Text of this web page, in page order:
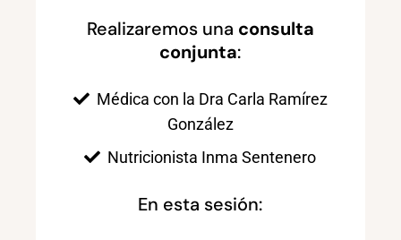
Realizaremos una consulta
conjunta:
Médica con la Dra Carla Ramírez
González
Nutricionista Inma Sentenero
En esta sesión: